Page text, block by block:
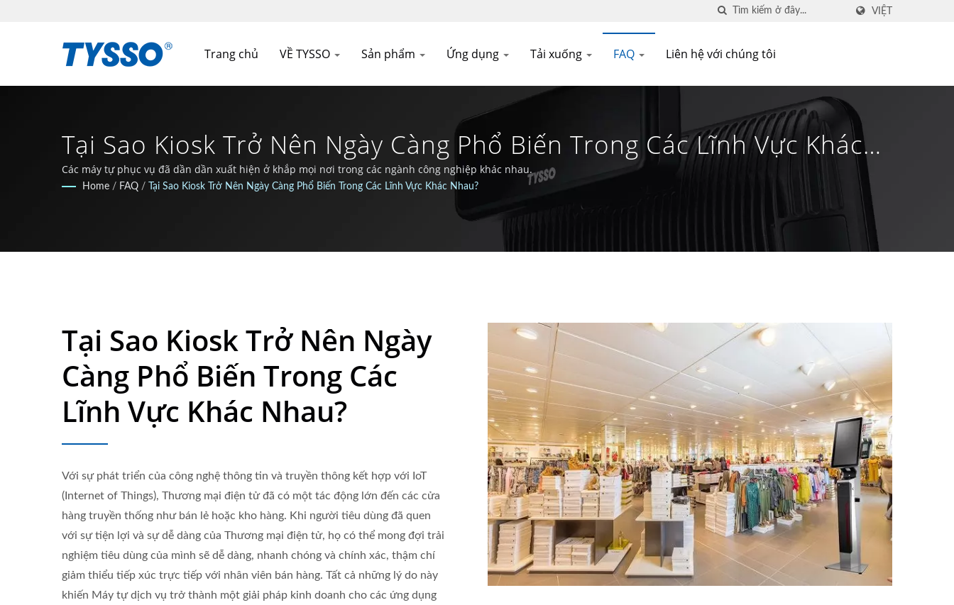
VIỆT
Trang chủ VỀ TYSSO Sản phẩm Ứng dụng Tải xuống FAQ Liên hệ với chúng tôi
Tại Sao Kiosk Trở Nên Ngày Càng Phổ Biến Trong Các Lĩnh Vực Khác
Nhau? | One-Stop-Shop Cho POS & Giải Pháp Auto-ID | FAMETECH
Các máy tự phục vụ đã dần dần xuất hiện ở khắp mọi nơi trong các ngành công nghiệp khác nhau.
Home / FAQ / Tại Sao Kiosk Trở Nên Ngày Càng Phổ Biến Trong Các Lĩnh Vực Khác Nhau?
Tại Sao Kiosk Trở Nên Ngày
Càng Phổ Biến Trong Các
Lĩnh Vực Khác Nhau?
Với sự phát triển của công nghệ thông tin và truyền thông kết hợp với IoT
(Internet of Things), Thương mại điện tử đã có một tác động lớn đến các cửa
hàng truyền thống như bán lẻ hoặc kho hàng. Khi người tiêu dùng đã quen
với sự tiện lợi và sự dễ dàng của Thương mại điện tử, họ có thể mong đợi trải
nghiệm tiêu dùng của mình sẽ dễ dàng, nhanh chóng và chính xác, thậm chí
giảm thiểu tiếp xúc trực tiếp với nhân viên bán hàng. Tất cả những lý do này
khiến Máy tự dịch vụ trở thành một giải pháp kinh doanh cho các ứng dụng